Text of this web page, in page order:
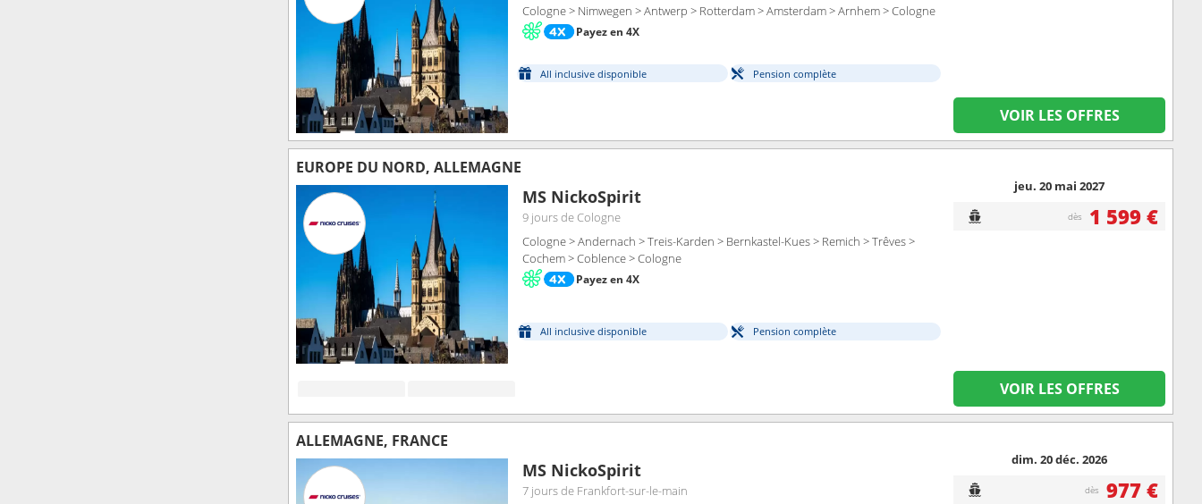
Cologne > Nimwegen > Antwerp > Rotterdam > Amsterdam > Arnhem > Cologne
Payez en 4X
All inclusive disponible Pension complète
VOIR LES OFFRES
EUROPE DU NORD, ALLEMAGNE
MS NickoSpirit
9 joursde Cologne
Cologne > Andernach > Treis-Karden > Bernkastel-Kues > Remich > Trêves >
Cochem > Coblence > Cologne
Payez en 4X
All inclusive disponible Pension complète
jeu. 20 mai 2027
dès 1 599 €
VOIR LES OFFRES
ALLEMAGNE, FRANCE
MS NickoSpirit
7 joursde Frankfort-sur-le-main
dim. 20 déc. 2026
dès 977 €